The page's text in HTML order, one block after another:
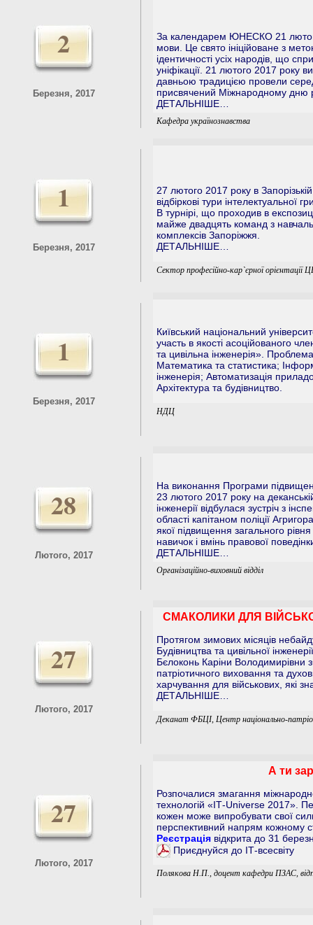
2
Березня, 2017
За календарем ЮНЕСКО 21
мови. Це свято ініційоване з
ідентичності усіх народів, що
уніфікації. 21 лютого 2017 року
давньою традицією провели
присвячений Міжнародному дню
ДЕТАЛЬНІШЕ…
Кафедра українознавства
1
Березня, 2017
27 лютого 2017 року в
відбіркові тури
В турнірі, що проходив в
майже двадцять команд з
комплексів Запоріжжя.
ДЕТАЛЬНІШЕ…
Сектор професійно-кар`єрної орієнтації
1
Березня, 2017
Київський національний
участь в якості асоційованого
та цивільна інженерія».
Математика та статистика;
інженерія; Автоматизація
Архітектура та будівництво.
НДЦ
28
Лютого, 2017
На виконання Програми
23 лютого 2017 року на
інженерії відбулася зустріч з
області капітаном поліції
якої підвищення загального
навичок і вмінь правової
ДЕТАЛЬНІШЕ…
Організаційно-виховний відділ
27
Лютого, 2017
СМАКОЛИКИ ДЛЯ
Протягом зимових місяців
Будівництва та цивільної
Бєлоконь Каріни Володимирівни
патріотичного виховання та
харчування для військових, які
ДЕТАЛЬНІШЕ…
Деканат ФБЦІ, Центр національно-
27
Лютого, 2017
А ти
Розпочалися змагання
технологій «ІТ-Universe 2017».
кожен може випробувати свої
перспективний напрям кожному
Реєстрація відкрита до 31
Приєднуйся до ІТ-всесвіту
Полякова Н.П., доцент кафедри ПЗАС,